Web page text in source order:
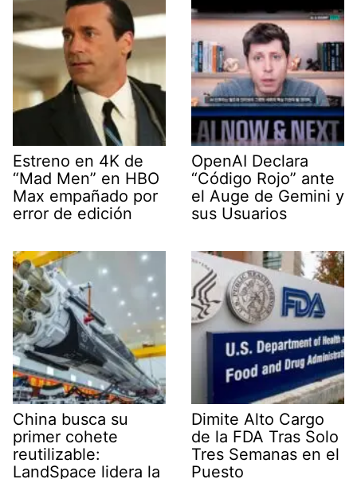
Estreno en 4K de
“Mad Men” en HBO
Max empañado por
error de edición
OpenAI Declara
“Código Rojo” ante
el Auge de Gemini y
sus Usuarios
China busca su
primer cohete
reutilizable:
LandSpace lidera la
Dimite Alto Cargo
de la FDA Tras Solo
Tres Semanas en el
Puesto